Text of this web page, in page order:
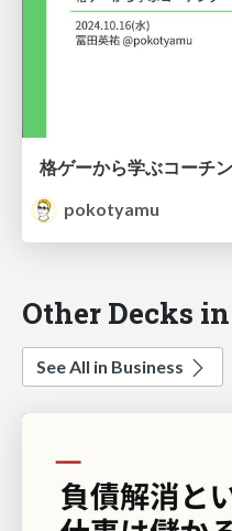
格ゲーから学ぶコーチ
pokotyamu
Other Decks
See All in Business